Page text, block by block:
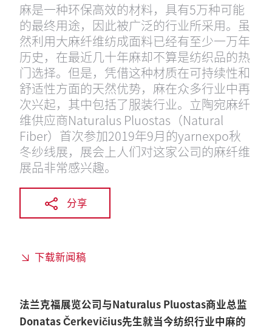
麻是一种环保高效的材料，具有5万种可能
的最终用途，因此被广泛的行业所采用。虽
然利用大麻纤维纺成面料已经有至少一万年
历史，在最近几十年麻却不算是纺织品的热
门选择。但是，凭借这种材质在可持续性和
舒适性方面的天然优势，麻在众多行业中再
次兴起，其中包括了服装行业。立陶宛麻纤
维供应商Naturalus Pluostas（Natural
Fiber）首次参加2019年9月的yarnexpo秋
冬纱线展，展会上人们对这家公司的麻纤维
展品非常感兴趣。
分享
下载新闻稿
法兰克福展览公司与Naturalus Pluostas商业总监
Donatas Čerkevičius先生就当今纺织行业中麻的